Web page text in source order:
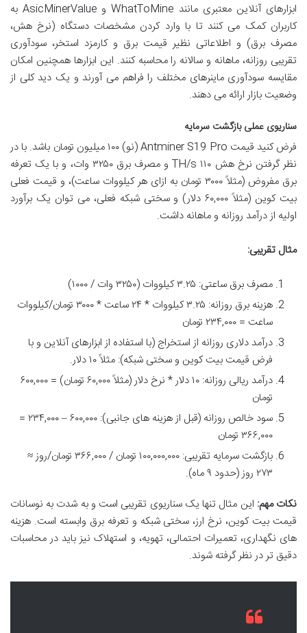
ابزارهای آنلاین معتبری مانند WhatToMine و AsicMinerValue به
کاربران کمک می کنند تا با وارد کردن مشخصات دستگاه (نرخ هش،
مصرف برق) و اطلاعاتی نظیر قیمت برق و کارمزد استخر، سودآوری
تقریبی روزانه، ماهانه و سالانه را محاسبه کنند. این ابزارها همچنین امکان
مقایسه سودآوری ماینرهای مختلف را فراهم می آورند و یک دید کلی از
وضعیت بازار ارائه می دهند.
سناریوی عملی بازگشت سرمایه
فرض کنید قیمت Antminer S19 Pro (نو) ۱۰۰ میلیون تومان باشد. با در
نظر گرفتن نرخ هش ۱۱۰ TH/s و مصرف برق ۳۲۵۰ وات، و با یک تعرفه
برق مفروض (مثلاً ۳۰۰۰ تومان به ازای هر کیلووات ساعت)، و قیمت فعلی
بیت کوین (مثلاً ۶۰,۰۰۰ دلار) و سختی شبکه فعلی، می توان یک برآورد
اولیه از درآمد روزانه و ماهانه داشت.
مثال تقریبی:
مصرف برق ساعتی: ۳.۲۵ کیلووات (۳۲۵۰ وات / ۱۰۰۰)
هزینه برق روزانه: ۳.۲۵ کیلووات * ۲۴ ساعت * ۳۰۰۰ تومان/کیلووات
ساعت = ۲۳۴,۰۰۰ تومان
درآمد دلاری روزانه از استخراج (با استفاده از ابزارهای آنلاین و با
فرض قیمت بیت کوین و سختی شبکه): مثلاً ۱۰ دلار.
درآمد ریالی روزانه: ۱۰ دلار * نرخ دلار (مثلاً ۶۰,۰۰۰ تومان) = ۶۰۰,۰۰۰
تومان
سود خالص روزانه (قبل از هزینه های جانبی): ۶۰۰,۰۰۰ – ۲۳۴,۰۰۰ =
۳۶۶,۰۰۰ تومان
بازگشت سرمایه تقریبی: ۱۰۰,۰۰۰,۰۰۰ تومان / ۳۶۶,۰۰۰ تومان/روز ≈
۲۷۳ روز (حدود ۹ ماه).
نکات مهم: این مثال تنها یک سناریوی تقریبی است و به شدت به نوسانات
قیمت بیت کوین، نرخ ارز، سختی شبکه و تعرفه برق وابسته است. هزینه
های نگهداری، تعمیرات احتمالی، تهویه، و استهلاک نیز باید در محاسبات
دقیق تر در نظر گرفته شوند.